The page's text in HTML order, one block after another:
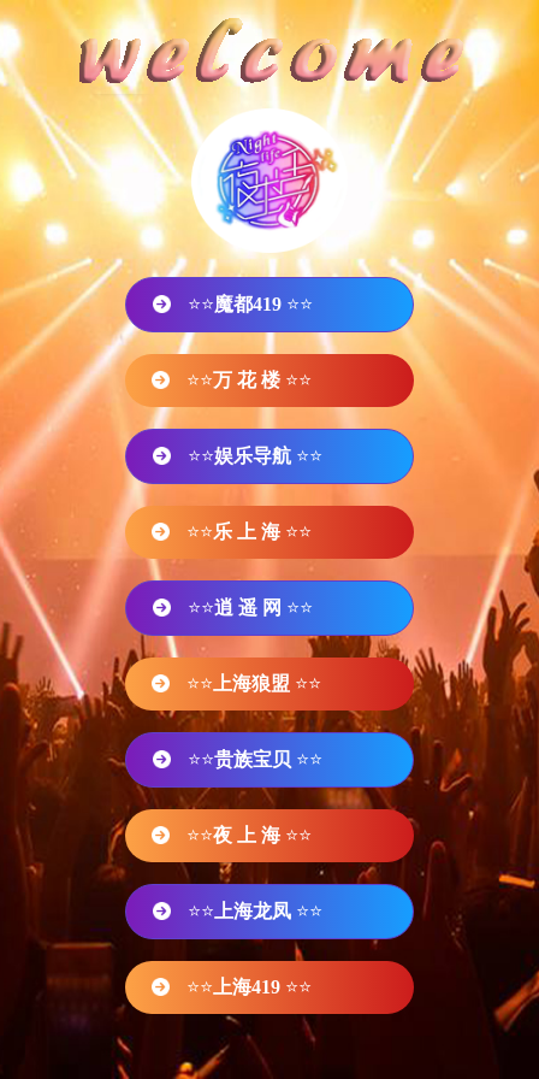
⭐⭐魔都419 ⭐⭐
⭐⭐万 花 楼 ⭐⭐
⭐⭐娱乐导航 ⭐⭐
⭐⭐乐 上 海 ⭐⭐
⭐⭐逍 遥 网 ⭐⭐
⭐⭐ 上海狼盟 ⭐⭐
⭐⭐贵族宝贝 ⭐⭐
⭐⭐夜 上 海 ⭐⭐
⭐⭐ 上海龙凤 ⭐⭐
⭐⭐ 上海419 ⭐⭐